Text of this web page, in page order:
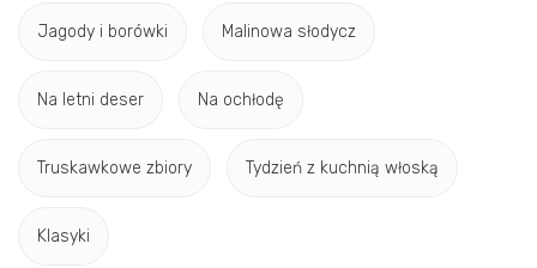
Jagody i borówki Malinowa słodycz
Na letni deser Na ochłodę
Truskawkowe zbiory Tydzień z kuchnią włoską
Klasyki